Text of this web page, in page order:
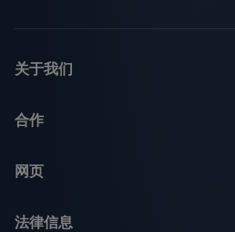
关于我们
合作
网页
法律信息